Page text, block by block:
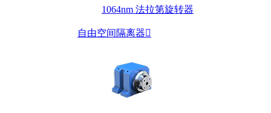
1064nm 法拉第旋转器
自由空间隔离器